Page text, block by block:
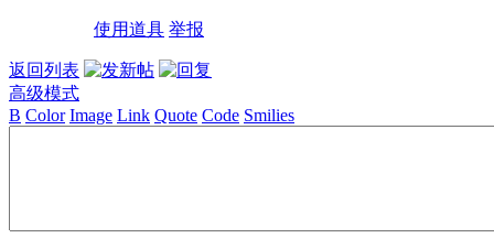
使用道具 举报
返回列表
高级模式
B Color Image Link Quote Code Smilies